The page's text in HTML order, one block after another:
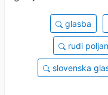
glasba
rudi
slovenska